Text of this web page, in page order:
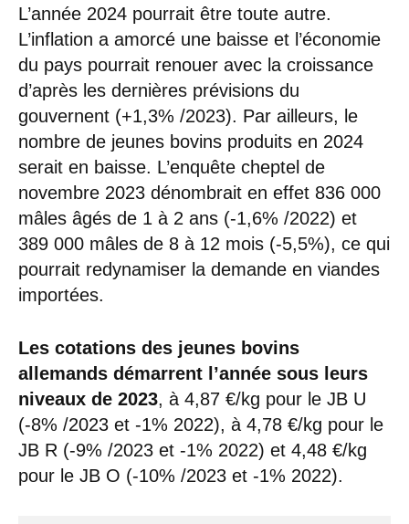
L’année 2024 pourrait être toute autre.
L’inflation a amorcé une baisse et l’économie
du pays pourrait renouer avec la croissance
d’après les dernières prévisions du
gouvernent (+1,3% /2023). Par ailleurs, le
nombre de jeunes bovins produits en 2024
serait en baisse. L’enquête cheptel de
novembre 2023 dénombrait en effet 836 000
mâles âgés de 1 à 2 ans (-1,6% /2022) et
389 000 mâles de 8 à 12 mois (-5,5%), ce qui
pourrait redynamiser la demande en viandes
importées.
Les cotations des jeunes bovins
allemands démarrent l’année sous leurs
niveaux de 2023, à 4,87 €/kg pour le JB U
(-8% /2023 et -1% 2022), à 4,78 €/kg pour le
JB R (-9% /2023 et -1% 2022) et 4,48 €/kg
pour le JB O (-10% /2023 et -1% 2022).